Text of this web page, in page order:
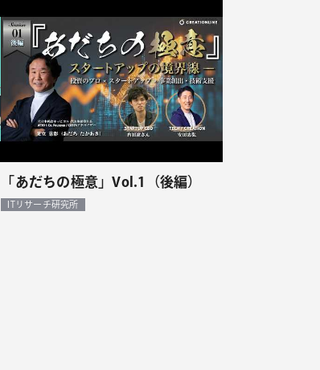
「あだちの極意」Vol.1（後編）
ITリサーチ研究所